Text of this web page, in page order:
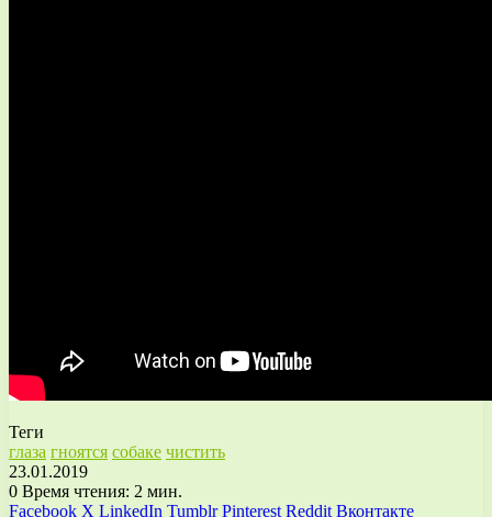
Теги
глаза гноятся собаке чистить
23.01.2019
0 Время чтения: 2 мин.
Facebook X LinkedIn Tumblr Pinterest Reddit Вконтакте